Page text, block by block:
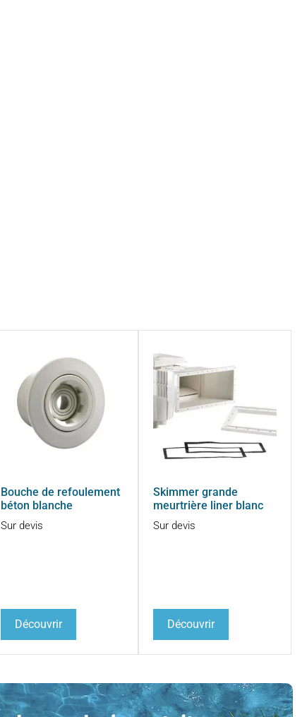
Bouche de refoulement
béton blanche
Sur devis
Découvrir
Skimmer grande
meurtrière liner blanc
Sur devis
Découvrir